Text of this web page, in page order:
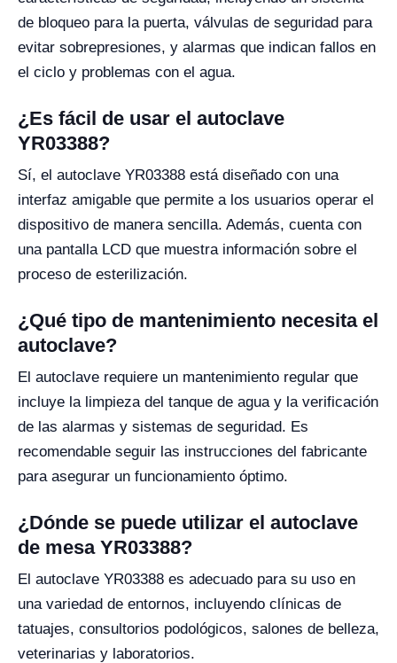
de bloqueo para la puerta, válvulas de seguridad para
evitar sobrepresiones, y alarmas que indican fallos en
el ciclo y problemas con el agua.
¿Es fácil de usar el autoclave
YR03388?
Sí, el autoclave YR03388 está diseñado con una
interfaz amigable que permite a los usuarios operar el
dispositivo de manera sencilla. Además, cuenta con
una pantalla LCD que muestra información sobre el
proceso de esterilización.
¿Qué tipo de mantenimiento necesita el
autoclave?
El autoclave requiere un mantenimiento regular que
incluye la limpieza del tanque de agua y la verificación
de las alarmas y sistemas de seguridad. Es
recomendable seguir las instrucciones del fabricante
para asegurar un funcionamiento óptimo.
¿Dónde se puede utilizar el autoclave
de mesa YR03388?
El autoclave YR03388 es adecuado para su uso en
una variedad de entornos, incluyendo clínicas de
tatuajes, consultorios podológicos, salones de belleza,
veterinarias y laboratorios.